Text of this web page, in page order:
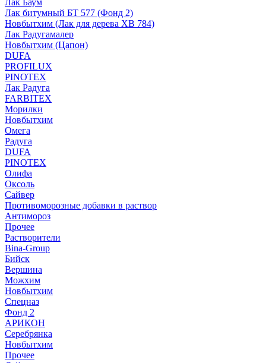
Лак Баум
Лак битумный БТ 577 (Фонд 2)
Новбытхим (Лак для дерева ХВ 784)
Лак Радугамалер
Новбытхим (Цапон)
DUFA
PROFILUX
PINOTEX
Лак Радуга
FARBITEX
Морилки
Новбытхим
Омега
Радуга
DUFA
PINOTEX
Олифа
Оксоль
Сайвер
Противоморозные добавки в раствор
Антимороз
Прочее
Растворители
Bina-Group
Бийск
Вершина
Можхим
Новбытхим
Спецназ
Фонд 2
АРИКОН
Серебрянка
Новбытхим
Прочее